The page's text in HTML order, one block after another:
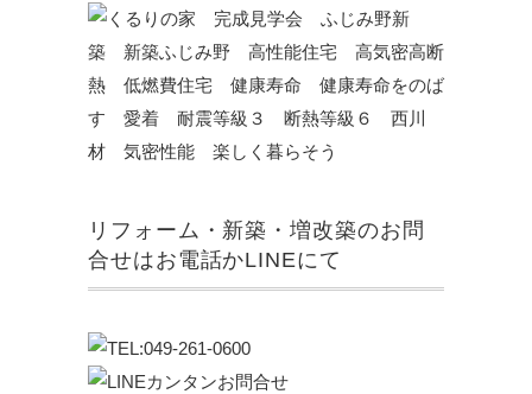
リフォーム・新築・増改築のお問
合せはお電話かLINEにて